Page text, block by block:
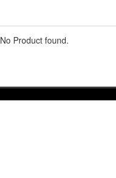
No Product found.